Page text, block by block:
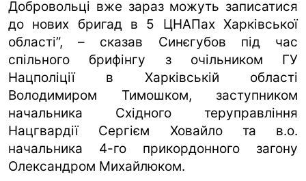
Добровольці вже зараз можуть записатися
до нових бригад в 5 ЦНАПах Харківської
області”, – сказав Синєгубов під час
спільного брифінгу з очільником ГУ
Нацполіції в Харківській області
Володимиром Тимошком, заступником
начальника Східного теруправління
Нацгвардії Сергієм Ховайло та в.о.
начальника 4-го прикордонного загону
Олександром Михайлюком.